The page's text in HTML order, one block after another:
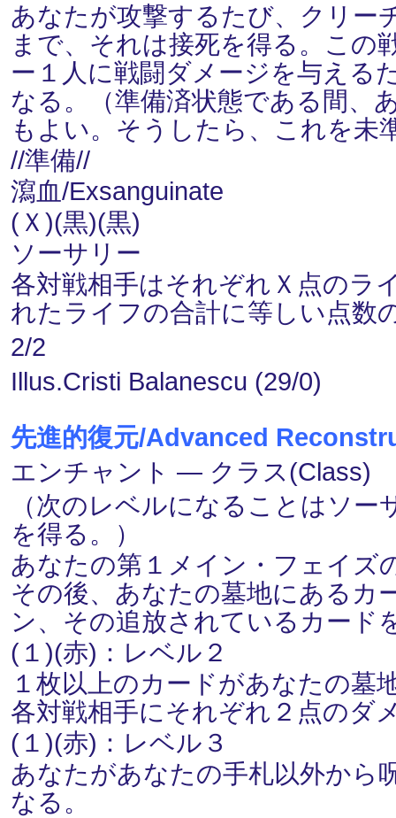
あなたが攻撃するたび、クリー
まで、それは接死を得る。この
ー１人に戦闘ダメージを与える
なる。（準備済状態である間、
もよい。そうしたら、これを未
//準備//
瀉血/Exsanguinate
(Ｘ)(黒)(黒)
ソーサリー
各対戦相手はそれぞれＸ点のラ
れたライフの合計に等しい点数
2/2
Illus.Cristi Balanescu (29/0)
先進的復元/Advanced
エンチャント ― クラス(Class)
（次のレベルになることはソ
を得る。）
あなたの第１メイン・フェイズ
その後、あなたの墓地にあるカ
ン、その追放されているカード
(１)(赤)：レベル２
１枚以上のカードがあなたの墓
各対戦相手にそれぞれ２点のダ
(１)(赤)：レベル３
あなたがあなたの手札以外から
なる。